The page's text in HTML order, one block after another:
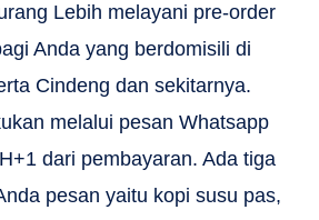
Lebih melayani pre-order
Anda yang berdomisili di
Cindeng dan sekitarnya.
melalui pesan Whatsapp
dari pembayaran. Ada tiga
pesan yaitu kopi susu pas,